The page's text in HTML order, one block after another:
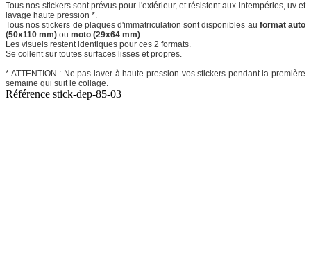
Tous nos stickers sont prévus pour l'extérieur, et résistent aux intempéries, uv et
lavage haute pression *.
Tous nos stickers de plaques d'immatriculation sont disponibles au format auto
(50x110 mm) ou moto (29x64 mm).
Les visuels restent identiques pour ces 2 formats.
Se collent sur toutes surfaces lisses et propres.
* ATTENTION : Ne pas laver à haute pression vos stickers pendant la première
semaine qui suit le collage.
Référence stick-dep-85-03